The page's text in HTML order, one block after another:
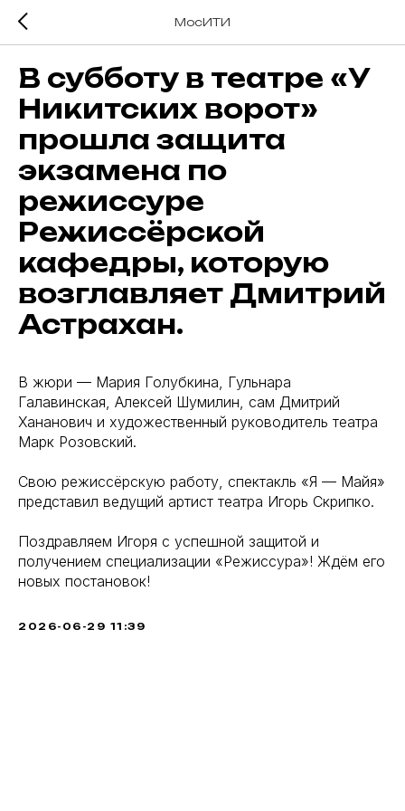
МосИТИ
В субботу в театре «У
Никитских ворот»
прошла защита
экзамена по
режиссуре
Режиссёрской
кафедры, которую
возглавляет Дмитрий
Астрахан.
В жюри — Мария Голубкина, Гульнара
Галавинская, Алексей Шумилин, сам Дмитрий
Хананович и художественный руководитель театра
Марк Розовский.
Свою режиссёрскую работу, спектакль «Я — Майя»
представил ведущий артист театра Игорь Скрипко.
Поздравляем Игоря с успешной защитой и
получением специализации «Режиссура»! Ждём его
новых постановок!
2026-06-29 11:39